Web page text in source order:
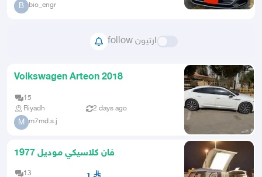
B bio_engr
follow ارتيون
Volkswagen Arteon 2018
15
Riyadh
2 days ago
M m7md.s.j
فان كلاسيكي موديل 1977
13 1